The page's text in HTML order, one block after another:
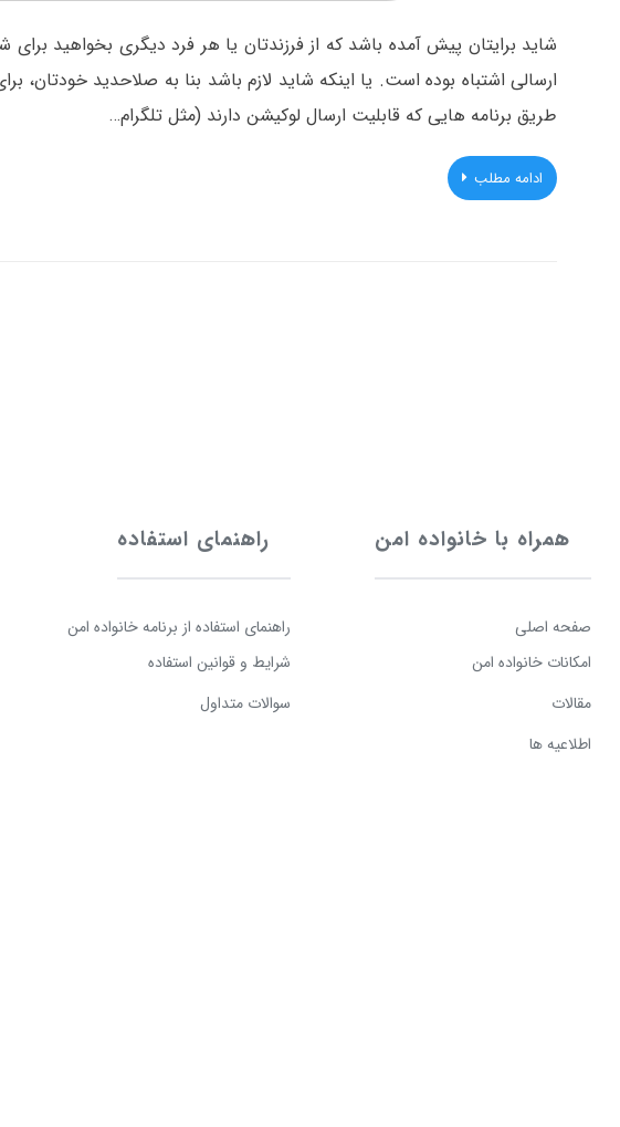
شاید برایتان پیش آمده باشد که از فرزندتان یا هر فرد دیگری بخواهید
ارسالی اشتباه بوده است. یا اینکه شاید لازم باشد بنا به صلاحدید
طریق برنامه هایی که قابلیت ارسال لوکیشن دارند (مثل تلگرام…
ادامه مطلب
همراه با خانواده امن
صفحه اصلی
امکانات خانواده امن
مقالات
اطلاعیه ها
راهنمای استفاده
راهنمای استفاده از برنامه خانواده امن
شرایط و قوانین استفاده
سوالات متداول